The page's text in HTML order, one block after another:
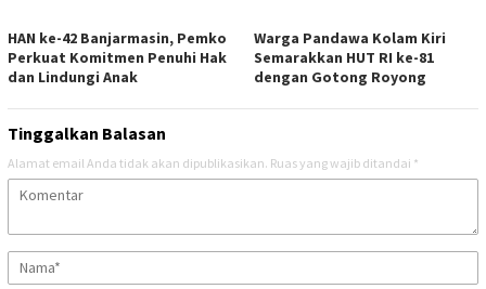
HAN ke-42 Banjarmasin, Pemko
Perkuat Komitmen Penuhi Hak
dan Lindungi Anak
Warga Pandawa Kolam Kiri
Semarakkan HUT RI ke-81
dengan Gotong Royong
Tinggalkan Balasan
Alamat email Anda tidak akan dipublikasikan. Ruas yang wajib ditandai *